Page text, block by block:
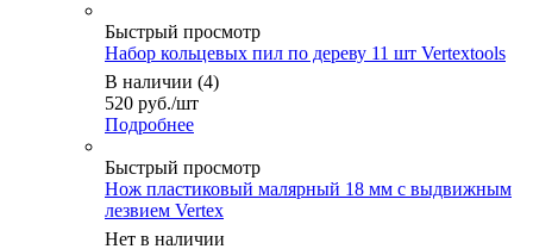
Быстрый просмотр
Набор кольцевых пил по дереву 11 шт Vertextools
В наличии (4)
520 руб./шт
Подробнее
Быстрый просмотр
Нож пластиковый малярный 18 мм с выдвижным
лезвием Vertex
Нет в наличии